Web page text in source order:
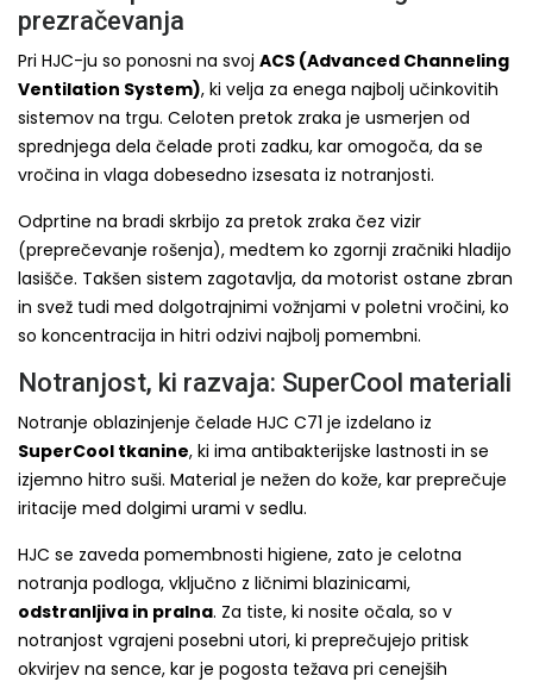
prezračevanja
Pri HJC-ju so ponosni na svoj ACS (Advanced Channeling
Ventilation System), ki velja za enega najbolj učinkovitih
sistemov na trgu. Celoten pretok zraka je usmerjen od
sprednjega dela čelade proti zadku, kar omogoča, da se
vročina in vlaga dobesedno izsesata iz notranjosti.
Odprtine na bradi skrbijo za pretok zraka čez vizir
(preprečevanje rošenja), medtem ko zgornji zračniki hladijo
lasišče. Takšen sistem zagotavlja, da motorist ostane zbran
in svež tudi med dolgotrajnimi vožnjami v poletni vročini, ko
so koncentracija in hitri odzivi najbolj pomembni.
Notranjost, ki razvaja: SuperCool materiali
Notranje oblazinjenje čelade HJC C71 je izdelano iz
SuperCool tkanine, ki ima antibakterijske lastnosti in se
izjemno hitro suši. Material je nežen do kože, kar preprečuje
iritacije med dolgimi urami v sedlu.
HJC se zaveda pomembnosti higiene, zato je celotna
notranja podloga, vključno z ličnimi blazinicami,
odstranljiva in pralna. Za tiste, ki nosite očala, so v
notranjost vgrajeni posebni utori, ki preprečujejo pritisk
okvirjev na sence, kar je pogosta težava pri cenejših